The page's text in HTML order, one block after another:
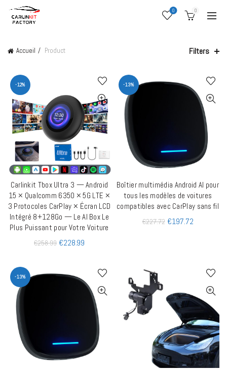
0 0
Accueil Product Filters
-12%
AJOUTER AU PANIER
Carlinkit Tbox Ultra 3 — Android
15 × Qualcomm 6350 × 5G LTE ×
3 Protocoles CarPlay × Écran LCD
Intégré 8+128Go — Le AI Box Le
Plus Puissant pour Votre Voiture
€258.99 €228.99
-13%
AJOUTER AU PANIER
Boîtier multimédia Android AI pour
tous les modèles de voitures
compatibles avec CarPlay sans fil
€227.72 €197.72
-13%